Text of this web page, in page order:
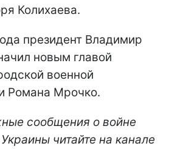
Колихаева.
президент Владимир
новым главой
военной
Романа Мрочко.
сообщения о войне
читайте на канале